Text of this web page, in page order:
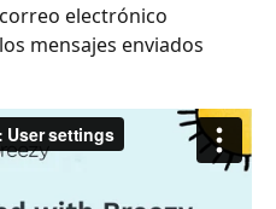
electrónico
mensajes enviados